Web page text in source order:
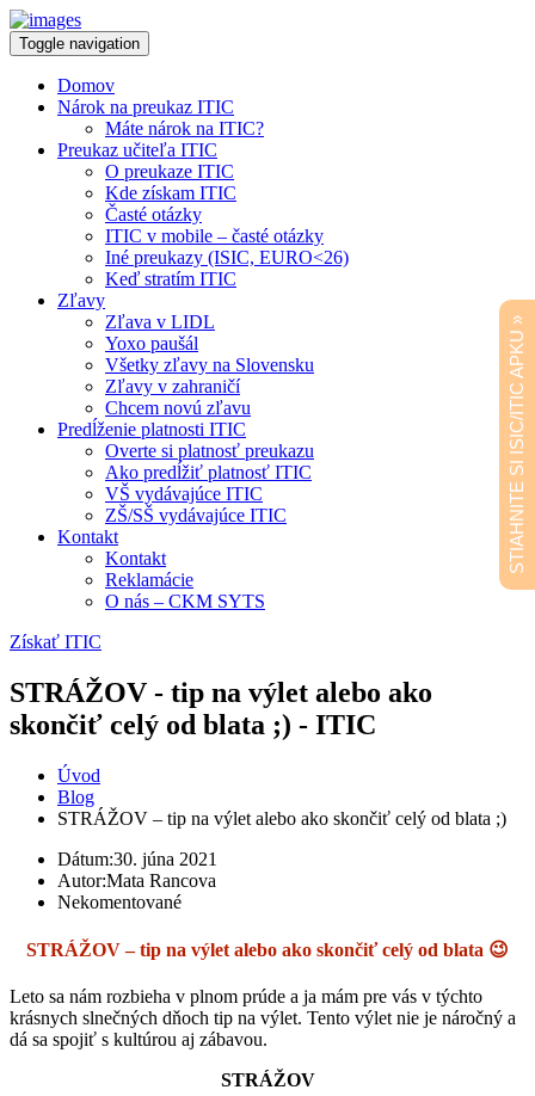
Toggle navigation
Domov
Nárok na preukaz ITIC
Máte nárok na ITIC?
Preukaz učiteľa ITIC
O preukaze ITIC
Kde získam ITIC
Časté otázky
ITIC v mobile – časté otázky
Iné preukazy (ISIC, EURO<26)
Keď stratím ITIC
Zľavy
Zľava v LIDL
Yoxo paušál
Všetky zľavy na Slovensku
Zľavy v zahraničí
Chcem novú zľavu
Predĺženie platnosti ITIC
Overte si platnosť preukazu
Ako predĺžiť platnosť ITIC
VŠ vydávajúce ITIC
ZŠ/SŠ vydávajúce ITIC
Kontakt
Kontakt
Reklamácie
O nás – CKM SYTS
Získať ITIC
STRÁŽOV - tip na výlet alebo ako
skončiť celý od blata ;) - ITIC
Úvod
Blog
STRÁŽOV – tip na výlet alebo ako skončiť celý od blata ;)
Dátum:30. júna 2021
Autor:Mata Rancova
Nekomentované
STRÁŽOV – tip na výlet alebo ako skončiť celý od blata 😉
Leto sa nám rozbieha v plnom prúde a ja mám pre vás v týchto
krásnych slnečných dňoch tip na výlet. Tento výlet nie je náročný a
dá sa spojiť s kultúrou aj zábavou.
STRÁŽOV
STIAHNITE SI ISIC/ITIC APKU »